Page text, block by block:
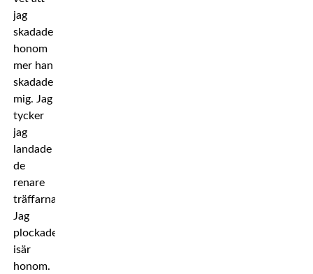
jag
skadade
honom
mer han
skadade
mig. Jag
tycker
jag
landade
de
renare
träffarna.
Jag
plockade
isär
honom.